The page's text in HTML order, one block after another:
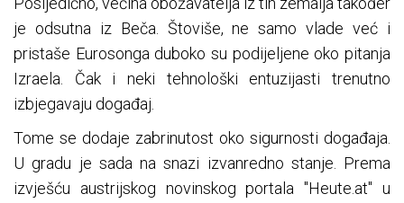
je odsutna iz Beča. Štoviše, ne samo vlade već i
pristaše Eurosonga duboko su podijeljene oko pitanja
Izraela. Čak i neki tehnološki entuzijasti trenutno
izbjegavaju događaj.
Tome se dodaje zabrinutost oko sigurnosti događaja.
U gradu je sada na snazi ​​izvanredno stanje. Prema
izvješću austrijskog novinskog portala "Heute.at" u